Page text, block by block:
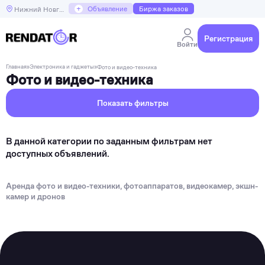
Нижний Новгород + Объявление Биржа заказов
Войти
Регистрация
Главная»Электроника и гаджеты»Фото и видео-техника
Фото и видео-техника
Показать фильтры
В данной категории по заданным фильтрам нет
доступных объявлений.
Аренда фото и видео-техники, фотоаппаратов, видеокамер, экшн-
камер и дронов